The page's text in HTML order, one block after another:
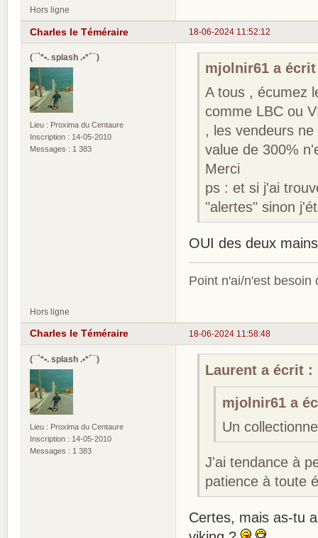
Hors ligne
18-06-2024 11:52:12
Charles le Téméraire
(¯`*•. splash .•*´¯)
Lieu : Proxima du Centaure
Inscription : 14-05-2010
Messages : 1 383
mjolnir61 a
A tous , écumez
comme LBC ou
, les vendeurs
value de 300%
Merci
ps : et si j'ai
"alertes" sinon
OUI des deux
Point n'ai/n'est besoin
Hors ligne
18-06-2024 11:58:48
Charles le Téméraire
(¯`*•. splash .•*´¯)
Lieu : Proxima du Centaure
Inscription : 14-05-2010
Messages : 1 383
Laurent a écrit :
mjolnir61 a
Un
J'ai tendance à
patience à toute
Certes, mais as-tu